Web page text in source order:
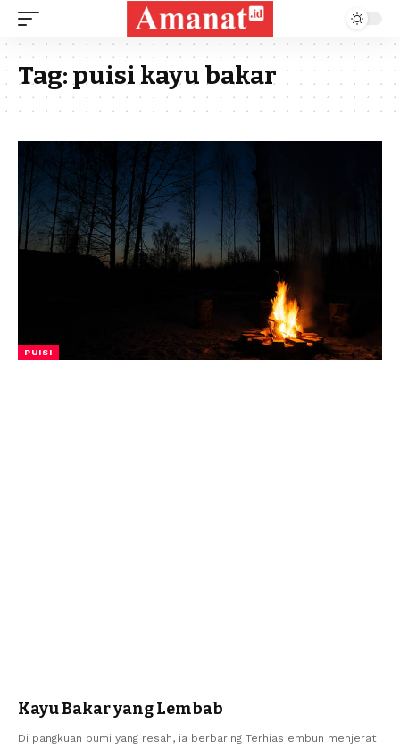
Tag:puisi kayu bakar
PUISI
Kayu Bakar yang Lembab
Di pangkuan bumi yang resah, ia berbaring Terhias embun menjerat